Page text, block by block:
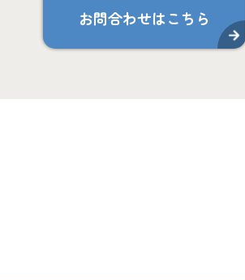
お問合わせはこちら